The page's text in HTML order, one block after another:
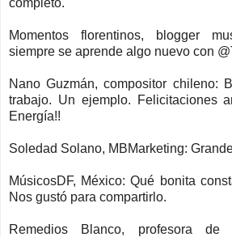
Momentos florentinos, blogger
siempre se aprende algo nuevo con
Nano Guzmán, compositor chileno:
trabajo. Un ejemplo. Felicitaciones
Energía!!
Soledad Solano, MBMarketing:
MúsicosDF, México: Qué bonita
Nos gustó para compartirlo.
Remedios Blanco, profesora